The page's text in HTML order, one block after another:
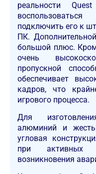
реальности
подключить его к
ПК.
большой плюс.
очень
пропускной
обеспечивает
кадров, что
игрового процесса.
Для
алюминий и
угловая
при активных
возникновения